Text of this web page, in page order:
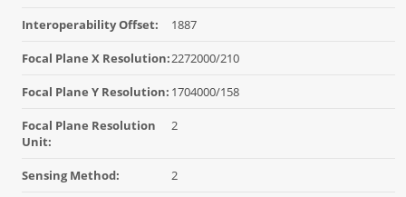
Interoperability Offset: 1887
Focal Plane X Resolution:2272000/210
Focal Plane Y Resolution: 1704000/158
Focal Plane Resolution
Unit:
2
Sensing Method: 2